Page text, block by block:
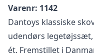
Varenr: 1142
Dantoys klassiske
udendørs
ét. Fremstillet i